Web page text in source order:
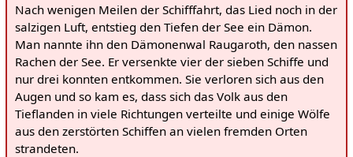
Nach wenigen Meilen der Schifffahrt, das Lied noch in der
salzigen Luft, entstieg den Tiefen der See ein Dämon.
Man nannte ihn den Dämonenwal Raugaroth, den nassen
Rachen der See. Er versenkte vier der sieben Schiffe und
nur drei konnten entkommen. Sie verloren sich aus den
Augen und so kam es, dass sich das Volk aus den
Tieflanden in viele Richtungen verteilte und einige Wölfe
aus den zerstörten Schiffen an vielen fremden Orten
strandeten.